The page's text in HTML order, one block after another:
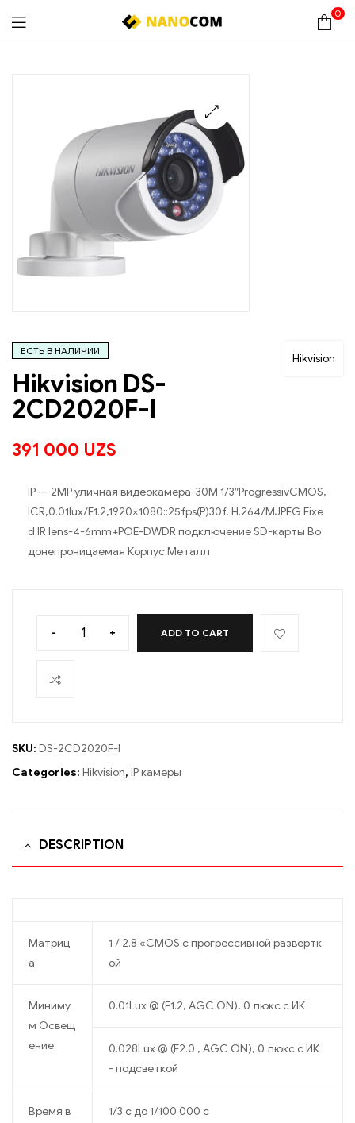
0
🔍
Hikvision
ЕСТЬ В НАЛИЧИИ
Hikvision DS-
2CD2020F-I
391 000 UZS
IP — 2MP уличная видеокамера-30М 1/3″ProgressivCMOS,
ICR,0.01lux/F1.2,1920×1080::25fps(P)30f, H.264/MJPEG Fixe
d IR lens-4-6mm+POE-DWDR подключение SD-карты Во
донепроницаемая Корпус Металл
- + ADD TO CART
SKU: DS-2CD2020F-I
Categories: Hikvision, IP камеры
DESCRIPTION
Матриц
а:
1 / 2.8 «CMOS с прогрессивной развертк
ой
Миниму
м Освещ
ение:
0.01Lux @ (F1.2, AGC ON), 0 люкс с ИК
0.028Lux @ (F2.0 , AGC ON), 0 люкс с ИК
- подсветкой
Время в
1/3 с до 1/100 000 с